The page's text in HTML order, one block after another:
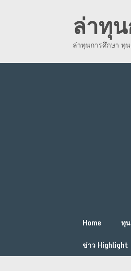
ล่าทุ
ล่าทุนการศึกษา ทุ
Home ทุ
ข่าว Highlight